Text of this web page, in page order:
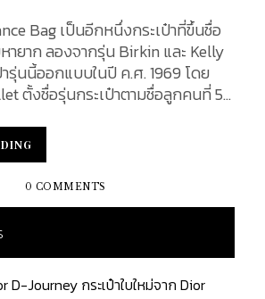
Bag เป็นอีกหนึ่งกระเป๋าที่ขึ้นชื่อ
ายาก ลองจากรุ่น Birkin และ Kelly
ารุ่นนี้ออกแบบในปี ค.ศ. 1969 โดย
ตั้งชื่อรุ่นกระเป๋าตามชื่อลูกคนที่ 5
เรียบง่าย รวมถึงสายสะพายแบบเรียว
ดับได้...
0 COMMENTS
D-Journey กระเป๋าใบใหม่จาก Dior